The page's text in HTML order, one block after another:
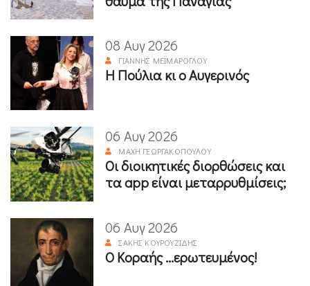
08 Αυγ 2026
ΓΙΆΝΝΗΣ ΜΕΪΜΆΡΟΓΛΟΥ
Η Πούλια κι ο Αυγερινός
06 Αυγ 2026
ΜΆΧΗ ΓΕΩΡΓΑΚΟΠΟΎΛΟΥ
Οι διοικητικές διορθώσεις και
τα app είναι μεταρρυθμίσεις;
06 Αυγ 2026
ΣΆΚΗΣ ΚΟΥΡΟΥΖΊΔΗΣ
Ο Κοραής ...ερωτευμένος!